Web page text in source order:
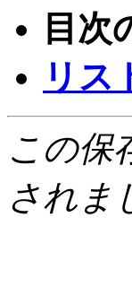
目次
リス
この保
されま